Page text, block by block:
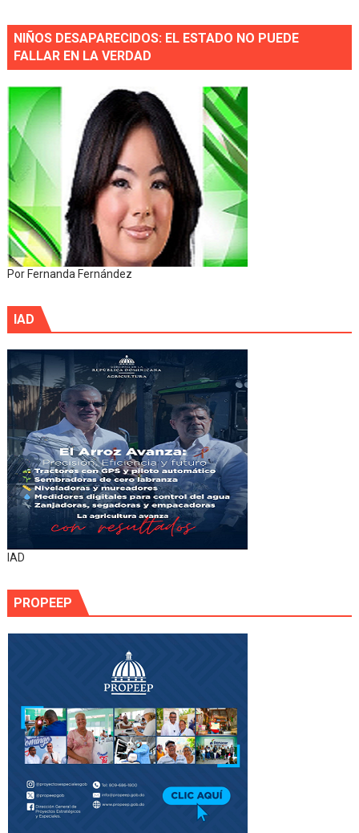
NIÑOS DESAPARECIDOS: EL ESTADO NO PUEDE
FALLAR EN LA VERDAD
Por Fernanda Fernández
IAD
IAD
PROPEEP